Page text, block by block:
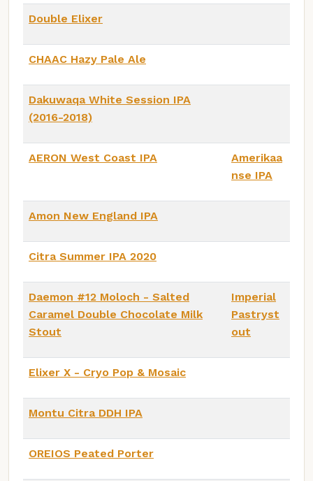
Double Elixer
CHAAC Hazy Pale Ale
Dakuwaqa White Session IPA
(2016-2018)
AERON West Coast IPA
Amerikaa
nse IPA
Amon New England IPA
Citra Summer IPA 2020
Daemon #12 Moloch - Salted
Caramel Double Chocolate Milk
Stout
Imperial
Pastryst
out
Elixer X - Cryo Pop & Mosaic
Montu Citra DDH IPA
OREIOS Peated Porter